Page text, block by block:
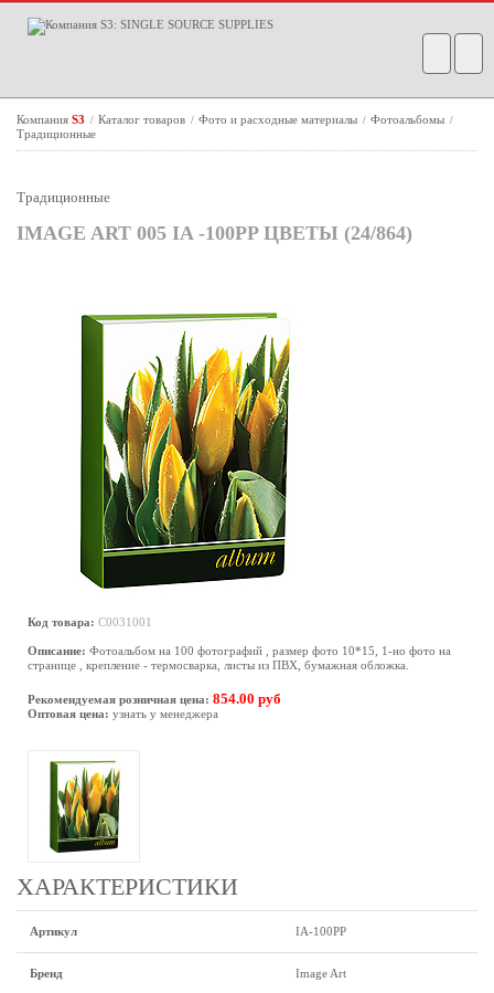
Компания S3 / Каталог товаров / Фото и расходные материалы / Фотоальбомы /
Традиционные
Традиционные
IMAGE ART 005 IA -100PP ЦВЕТЫ (24/864)
Код товара: C0031001
Описание: Фотоальбом на 100 фотографий , размер фото 10*15, 1-но фото на
странице , крепление - термосварка, листы из ПВХ, бумажная обложка.
Рекомендуемая розничная цена: 854.00 руб
Оптовая цена: узнать у менеджера
ХАРАКТЕРИСТИКИ
Артикул IA-100PP
Бренд Image Art